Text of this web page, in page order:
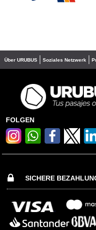
Über URUBUS Soziales Netzwerk
FOLGEN
SICHERE